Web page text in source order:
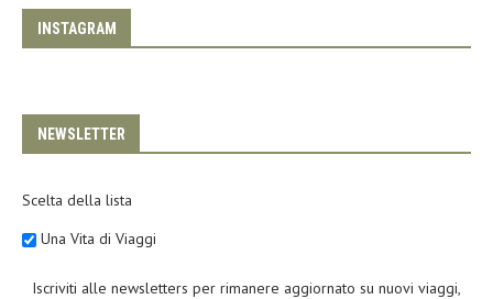
INSTAGRAM
NEWSLETTER
Scelta della lista
Una Vita di Viaggi
Iscriviti alle newsletters per rimanere aggiornato su nuovi viaggi,